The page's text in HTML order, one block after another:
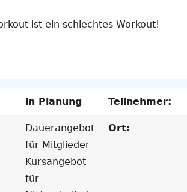
ist ein schlechtes Workout!
in Planung Teilnehmer:
Dauerangebot
für Mitglieder
Kursangebot
für
Ort: